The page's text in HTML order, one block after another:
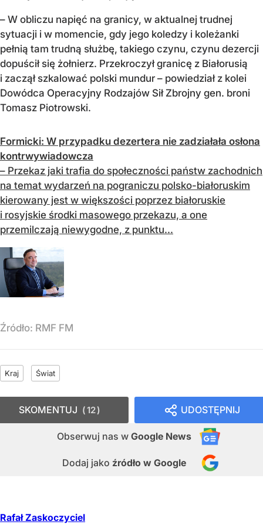
– W obliczu napięć na granicy, w aktualnej trudnej
sytuacji i w momencie, gdy jego koledzy i koleżanki
pełnią tam trudną służbę, takiego czynu, czynu dezercji
dopuścił się żołnierz. Przekroczył granicę z Białorusią
i zaczął szkalować polski mundur – powiedział z kolei
Dowódca Operacyjny Rodzajów Sił Zbrojny gen. broni
Tomasz Piotrowski.
Formicki: W przypadku dezertera nie zadziałała osłona
kontrwywiadowcza
– Przekaz jaki trafia do społeczności państw zachodnich
na temat wydarzeń na pograniczu polsko-białoruskim
kierowany jest w większości poprzez białoruskie
i rosyjskie środki masowego przekazu, a one
przemilczają niewygodne, z punktu...
Źródło: RMF FM
Kraj Świat
UDOSTĘPNIJ
Obserwuj nas w Google News
Dodaj jako źródło w Google
SKOMENTUJ 12
Rafał Zaskoczyciel